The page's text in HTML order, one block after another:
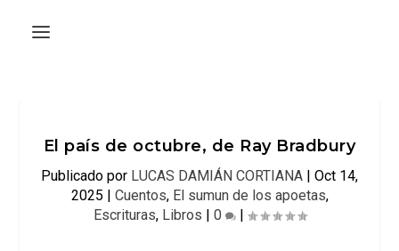
El país de octubre, de Ray Bradbury
Publicado por LUCAS DAMIÁN CORTIANA | Oct 14,
2025 | Cuentos, El sumun de los apoetas,
Escrituras, Libros | 0 |